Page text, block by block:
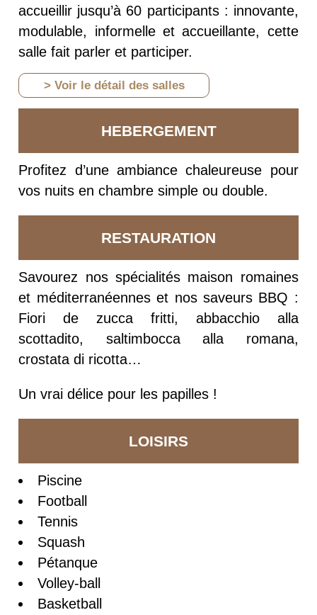
accueillir jusqu’à 60 participants : innovante,
modulable, informelle et accueillante, cette
salle fait parler et participer.
> Voir le détail des salles
HEBERGEMENT
Profitez d’une ambiance chaleureuse pour
vos nuits en chambre simple ou double.
RESTAURATION
Savourez nos spécialités maison romaines
et méditerranéennes et nos saveurs BBQ :
Fiori de zucca fritti, abbacchio alla
scottadito, saltimbocca alla romana,
crostata di ricotta…
Un vrai délice pour les papilles !
LOISIRS
Piscine
Football
Tennis
Squash
Pétanque
Volley-ball
Basketball